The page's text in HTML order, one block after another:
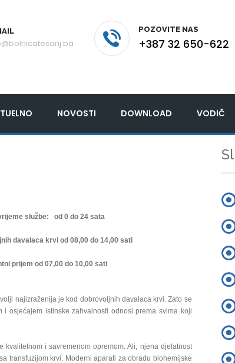
POZOVITE NAS
+387 32 650-622
NOVOSTI DOWNLOAD VODIČ
službe: od 0 do 24 sata
davalaca krvi od 08,00 do 14,00 sati
prijem od 07,00 do 10,00 sati
najizraženija je kod dobrovoljnih davalaca krvi. Zato se
i osjećajem istinske zahvalnosti odnosi prema svima koji
kvalitetnom i savremenom opremom. Ali, njena djelatnost
transfuzijom krvi. Moderni aparati za obradu biohemijske